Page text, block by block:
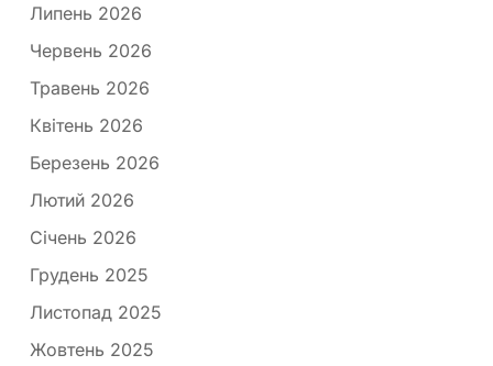
Липень 2026
Червень 2026
Травень 2026
Квітень 2026
Березень 2026
Лютий 2026
Січень 2026
Грудень 2025
Листопад 2025
Жовтень 2025